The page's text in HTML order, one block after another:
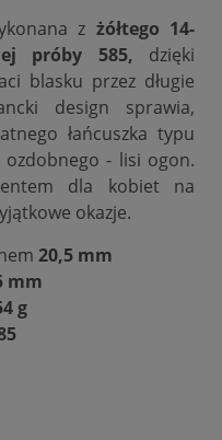
z żółtego 14-
próby 585, dzięki
blasku przez długie
design sprawia,
łańcuszka typu
- lisi ogon.
dla kobiet na
okazje.
20,5 mm
mm
g